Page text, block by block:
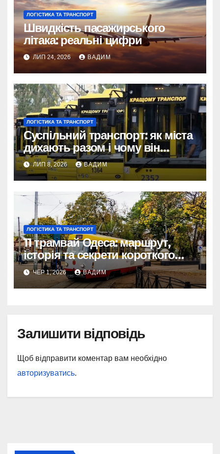
ЛОГІСТИКА ТА ТРАНСПОРТ
Швидкість пасажирського
літака: реальні цифри
ЛИП 24, 2026 ВАДИМ
ЛОГІСТИКА ТА ТРАНСПОРТ
Суспільний транспорт: як міста
дихають разом і чому він
змінює наше життя
ЛИП 8, 2026 ВАДИМ
ЛОГІСТИКА ТА ТРАНСПОРТ
11 трамвай Одеса: маршрут,
історія та секрети короткого
шляху крізь Молдаванку
ЧЕР 1, 2026 ВАДИМ
Залишити відповідь
Щоб відправити коментар вам необхідно
авторизуватись.